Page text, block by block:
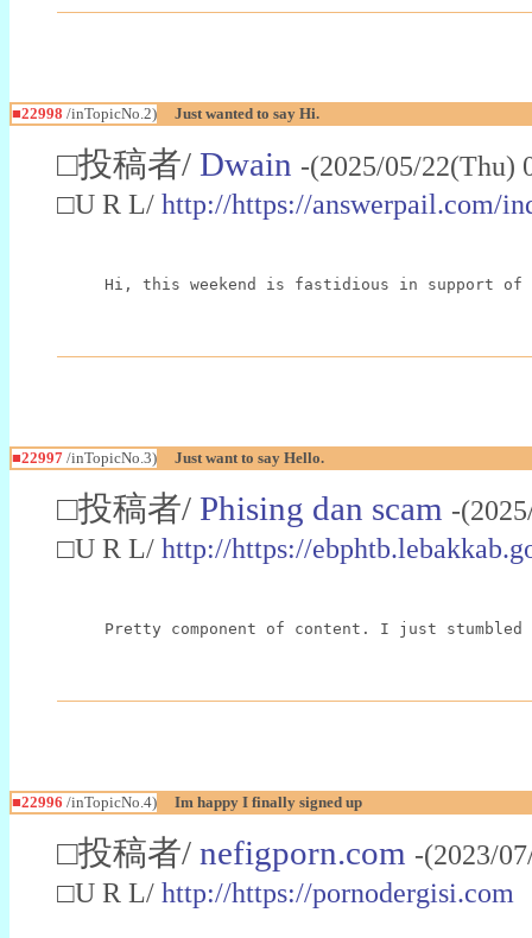
■22998 /inTopicNo.2) Just wanted to say Hi.
□投稿者/ Dwain -(2025/05/
□U R L/ http://https://answerpail.com/
Hi, this weekend is fastidious in support of
■22997 /inTopicNo.3) Just want to say Hello.
□投稿者/ Phising dan scam -
□U R L/ http://https://
Pretty component of content. I just
■22996 /inTopicNo.4) Im happy I finally signed up
□投稿者/ nefigporn.com -(2023/
□U R L/ http://https://pornodergisi.com